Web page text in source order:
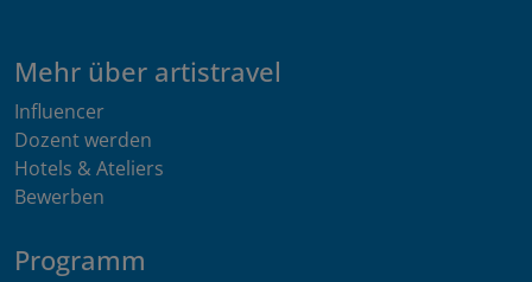
Mehr über artistravel
Influencer
Dozent werden
Hotels & Ateliers
Bewerben
Programm